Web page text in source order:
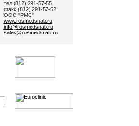
тел.(812) 291-57-55
факс (812) 291-57-52
ООО "РМС"
www.rosmedsnab.ru
info@rosmedsnab.ru
sales@rosmedsnab.ru